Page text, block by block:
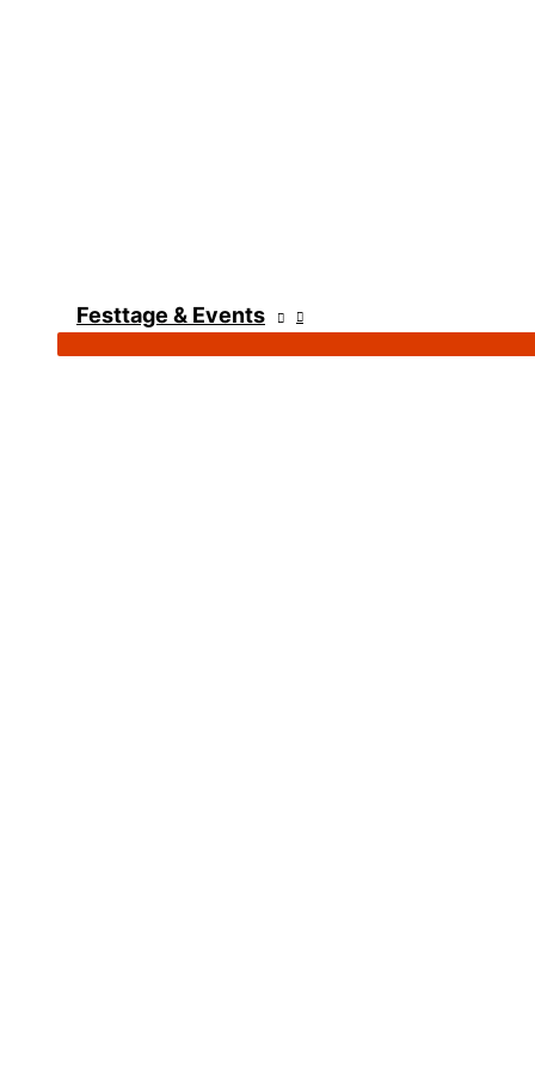
Festtage & Events